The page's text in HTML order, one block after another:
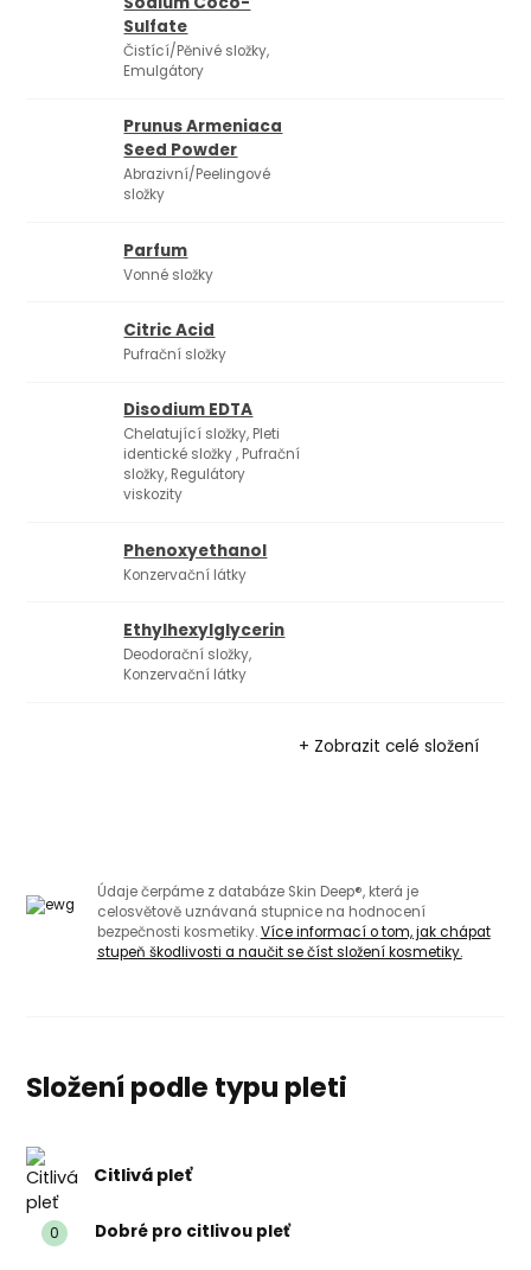
Sulfate
Čistící/Pěnivé složky,
Emulgátory
Prunus Armeniaca
Seed Powder
Abrazivní/Peelingové
složky
Parfum
Vonné složky
Citric Acid
Pufrační složky
Disodium EDTA
Chelatující složky, Pleti
identické složky , Pufrační
složky, Regulátory
viskozity
Phenoxyethanol
Konzervační látky
Ethylhexylglycerin
Deodorační složky,
Konzervační látky
+ Zobrazit celé složení
Údaje čerpáme z databáze Skin Deep®, která je
celosvětově uznávaná stupnice na hodnocení
bezpečnosti kosmetiky.Více informací o tom, jak chápat
stupeň škodlivosti a naučit se číst složení kosmetiky.
Složení podle typu pleti
Citlivá pleť
0 Dobré pro citlivou pleť